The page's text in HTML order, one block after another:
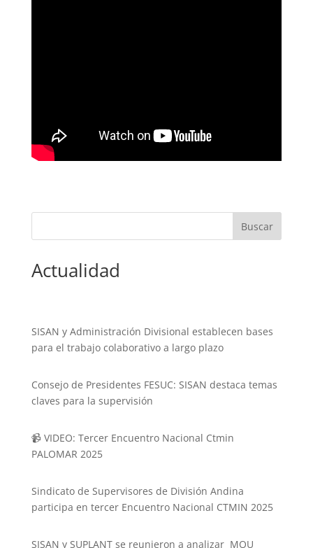
Actualidad
SISAN y Administración Divisional establecen bases
para el trabajo colaborativo a largo plazo
Consejo de Presidentes FESUC: SISAN destaca temas
claves para la supervisión
📹 VIDEO: Tercer Encuentro Nacional Ctmin
PALOMAR 2025
Sindicato de Supervisores de División Andina
participa en tercer Encuentro Nacional CTMIN 2025
SISAN y SUPLANT se reunieron a analizar MOU